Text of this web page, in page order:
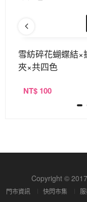
雪紡碎花蝴蝶結×
夾×共四色
NT$ 100
Copyright ©
門市資訊 快閃市集